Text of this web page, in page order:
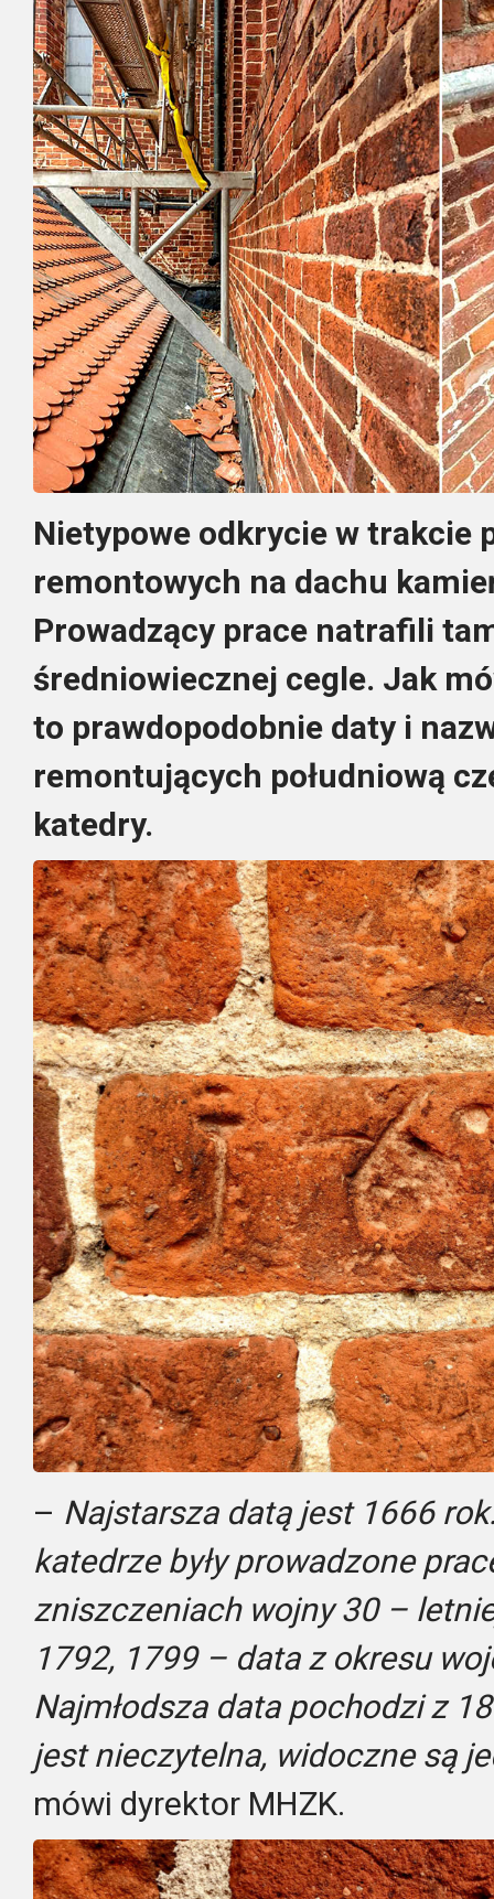
Nietypowe odkrycie w trakcie
remontowych na dachu
Prowadzący prace natrafili
średniowiecznej cegle. Jak
to prawdopodobnie daty i
remontujących południową
katedry.
– Najstarsza datą jest 1666
katedrze były prowadzone
zniszczeniach wojny 30 –
1792, 1799 – data z okresu
Najmłodsza data pochodzi z
jest nieczytelna, widoczne są
mówi dyrektor MHZK.